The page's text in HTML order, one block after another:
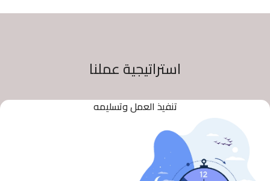
استراتيجية عملنا
تنفيذ العمل وتسليمه